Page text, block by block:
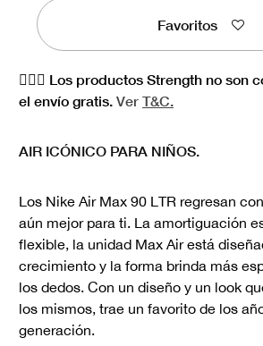
Favoritos
🏋🏻‍♀️ Los productos Strength no son
el envío gratis. Ver T&C.
AIR ICÓNICO PARA NIÑOS.
Los Nike Air Max 90 LTR regresan
aún mejor para ti. La amortiguación
flexible, la unidad Max Air está
crecimiento y la forma brinda más
los dedos. Con un diseño y un look
los mismos, trae un favorito de los
generación.